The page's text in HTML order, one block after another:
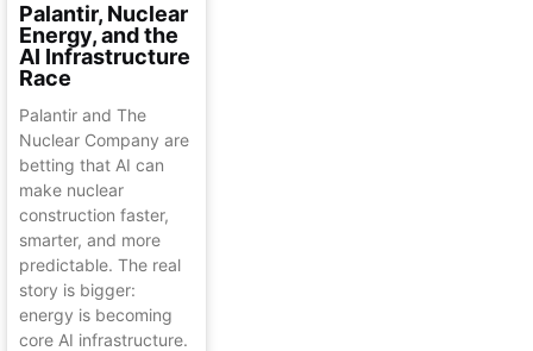
Palantir, Nuclear
Energy, and the
AI Infrastructure
Race
Palantir and The
Nuclear Company are
betting that AI can
make nuclear
construction faster,
smarter, and more
predictable. The real
story is bigger:
energy is becoming
core AI infrastructure.